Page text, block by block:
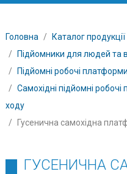
Головна
Каталог продукції
Підйомники для людей та
Підйомні робочі
Самохідні підйомні
ходу
Гусенична самохідна
ГУСЕНИЧНА